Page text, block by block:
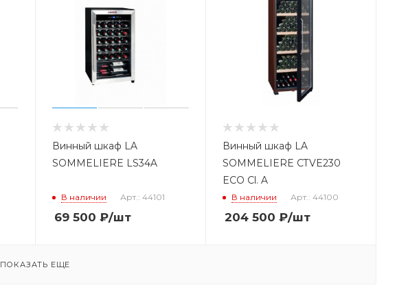
Винный шкаф LA
SOMMELIERE LS34A
В наличии Арт.: 44101
69 500 ₽/шт
Винный шкаф LA
SOMMELIERE CTVE230
ECO Cl. A
В наличии Арт.: 44100
204 500 ₽/шт
ПОКАЗАТЬ ЕЩЕ